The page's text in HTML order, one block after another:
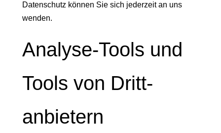
Datenschutz können Sie sich jederzeit an uns
wenden.
Analyse-Tools und
Tools von Dritt­
anbietern